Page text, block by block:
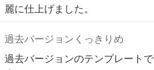
麗に仕上げました。
過去バージョンくっきりめ
過去バージョンのテンプレートで